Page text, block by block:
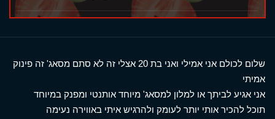
שלום לכולם אני אמילי ואני בת 20 אצלי זה לא סתם מסאג' זה פינוק
אמיתי
אני אגיע לביתך או למלון למסאג' מיוחד אותנטי ומפנק במיוחד
תוכל להכיר אותי יותר לעומק ולהרגיש איתי באווירה נעימה